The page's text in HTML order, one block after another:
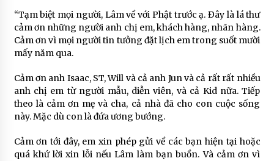
“Tạm biệt mọi người, Lâm về với Phật trước ạ. Đây là lá thư
cảm ơn những người anh chị em, khách hàng, nhãn hàng.
Cảm ơn vì mọi người tin tưởng đặt lịch em trong suốt mười
mấy năm qua.
Cảm ơn anh Isaac, ST, Will và cả anh Jun và cả rất rất nhiều
anh chị em từ người mẫu, diễn viên, và cả Kid nữa. Tiếp
theo là cảm ơn mẹ và cha, cả nhà đã cho con cuộc sống
này. Mặc dù con là đứa ương bướng.
Cảm ơn tới đây, em xin phép gửi về các bạn hiện tại hoặc
quá khứ lời xin lỗi nếu Lâm làm bạn buồn. Và cảm ơn vì